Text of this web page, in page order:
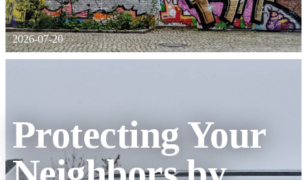
2026-07-20
Protecting Your